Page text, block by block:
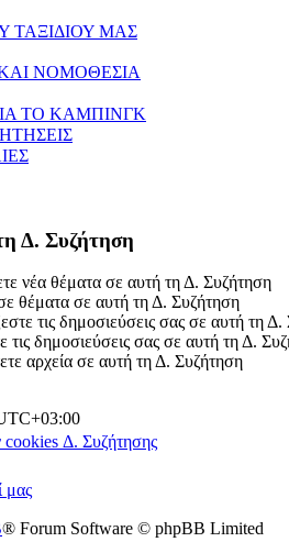
ΤΑΞΙΔΙΟΥ ΜΑΣ
ΝΟΜΟΘΕΣΙΑ
ΤΟ ΚΑΜΠΙΝΓΚ
Δ. Συζήτηση
νέα θέματα σε αυτή τη Δ. Συζήτηση
θέματα σε αυτή τη Δ. Συζήτηση
τις δημοσιεύσεις σας σε αυτή τη
τις δημοσιεύσεις σας σε αυτή τη Δ.
αρχεία σε αυτή τη Δ. Συζήτηση
Δ. Συζήτησης
μας
® Forum Software © phpBB Limited